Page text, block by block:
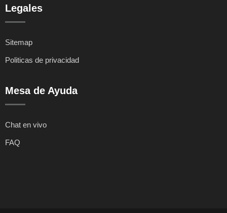
Legales
Sitemap
Politicas de privacidad
Mesa de Ayuda
Chat en vivo
FAQ